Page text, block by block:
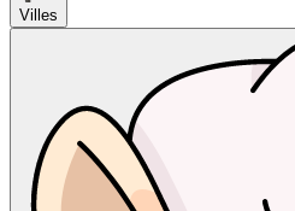
Villes